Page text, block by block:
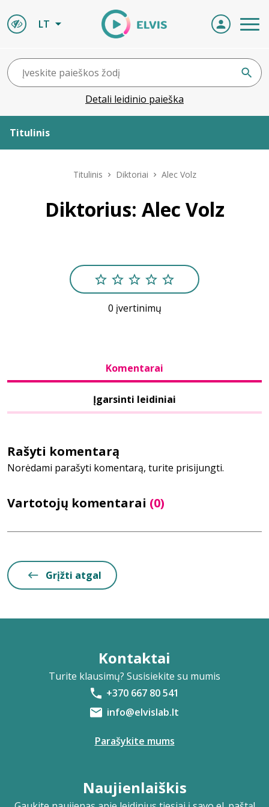
LT
Detali leidinio paieška
Titulinis
Leidiniai
+370 667 80 541
Titulinis Diktoriai Alec Volz
Diktorius: Alec Volz
0 įvertinimų
Komentarai
Įgarsinti leidiniai
Vartotojų komentarai (0)
Rašyti komentarą
Norėdami parašyti komentarą, turite prisijungti.
Grįžti atgal
Kontaktai
Turite klausimų? Susisiekite su mumis
+370 667 80 541
info@elvislab.lt
Parašykite mums
Naujienlaiškis